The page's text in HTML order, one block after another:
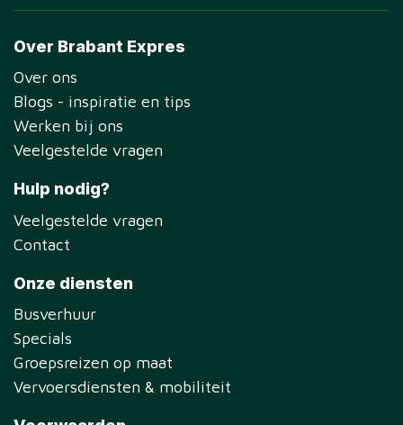
Over Brabant Expres
Over ons
Blogs - inspiratie en tips
Werken bij ons
Veelgestelde vragen
Hulp nodig?
Veelgestelde vragen
Contact
Onze diensten
Busverhuur
Specials
Groepsreizen op maat
Vervoersdiensten & mobiliteit